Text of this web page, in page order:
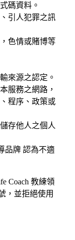
碼資料。
引人犯罪之訊
色情或賭博等
來源之認定。
服務之網路，
程序、政策或
存他人之個人
品牌 認為不適
Coach 教練領
，並拒絕使用